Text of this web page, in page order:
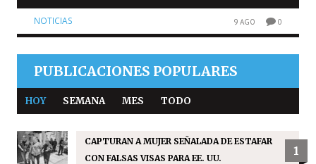
NOTICIAS 9 AGO 0
PUBLICACIONES POPULARES
HOY SEMANA MES TODO
CAPTURAN A MUJER SEÑALADA DE ESTAFAR
CON FALSAS VISAS PARA EE. UU.
1